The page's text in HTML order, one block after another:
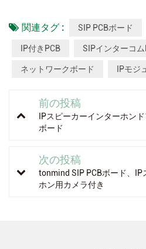
関連タグ : SIP PCBボード
IP付きPCB SIPインターコム
ネットワークボード IPモジ
前の投稿
IPスピーカーインターホン
ボード
次の投稿
tonmind SIP PCBボード、
ホン用カメラ付き